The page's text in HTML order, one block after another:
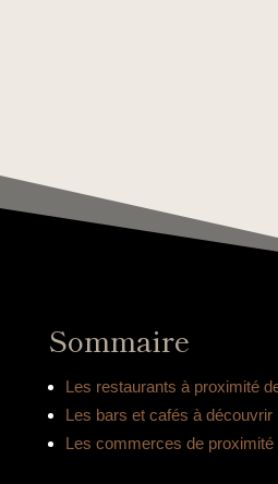
Sommaire
Les restaurants à proximité
Les bars et cafés à découvrir
Les commerces de proximité